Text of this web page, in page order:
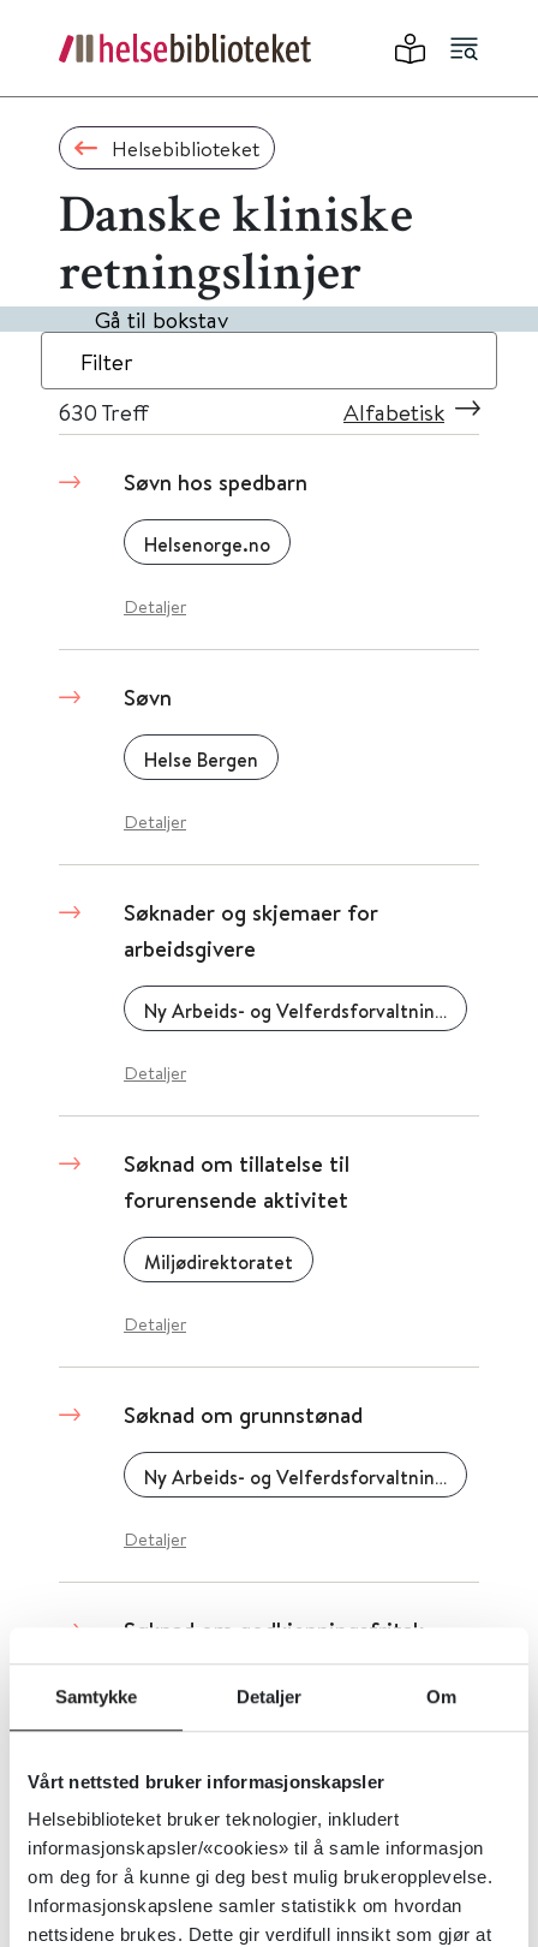
Samtykke Detaljer Om
Vårt nettsted bruker informasjonskapsler
Helsebiblioteket bruker teknologier, inkludert
informasjonskapsler/«cookies» til å samle informasjon
om deg for å kunne gi deg best mulig brukeropplevelse.
Informasjonskapslene samler statistikk om hvordan
nettsidene brukes. Dette gir verdifull innsikt som gjør at
Helsebiblioteket
Danske kliniske
retningslinjer
Gå til bokstav
Filter
630 Treff Alfabetisk
Søvn hos spedbarn
Helsenorge.no
Detaljer
Søvn
Helse Bergen
Detaljer
Søknader og skjemaer for
arbeidsgivere
Ny Arbeids- og Velferdsforvaltning (NAV)
Detaljer
Søknad om tillatelse til
forurensende aktivitet
Miljødirektoratet
Detaljer
Søknad om grunnstønad
Ny Arbeids- og Velferdsforvaltning (NAV)
Detaljer
Søknad om godkjenningsfritak
Direktoratet for medisinske produkter (DMP)
Søknad og skjema hos NAV -
samleside for leger og andre
behandlere